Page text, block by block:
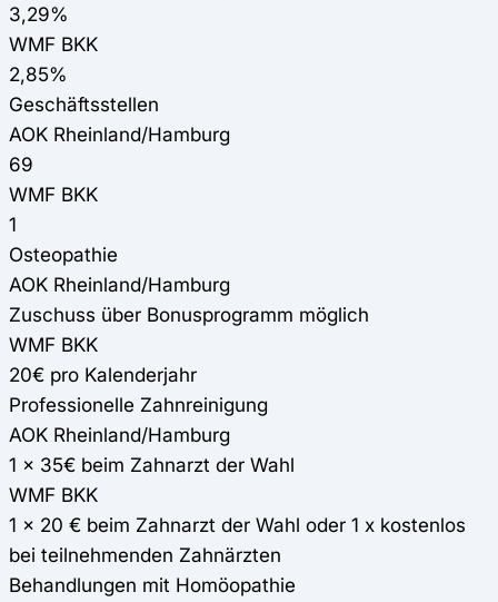
3,29%
WMF BKK
2,85%
Geschäftsstellen
AOK Rheinland/Hamburg
69
WMF BKK
1
Osteopathie
AOK Rheinland/Hamburg
Zuschuss über Bonusprogramm möglich
WMF BKK
20€ pro Kalenderjahr
Professionelle Zahnreinigung
AOK Rheinland/Hamburg
1 x 35€ beim Zahnarzt der Wahl
WMF BKK
1 x 20 € beim Zahnarzt der Wahl oder 1 x kostenlos
bei teilnehmenden Zahnärzten
Behandlungen mit Homöopathie